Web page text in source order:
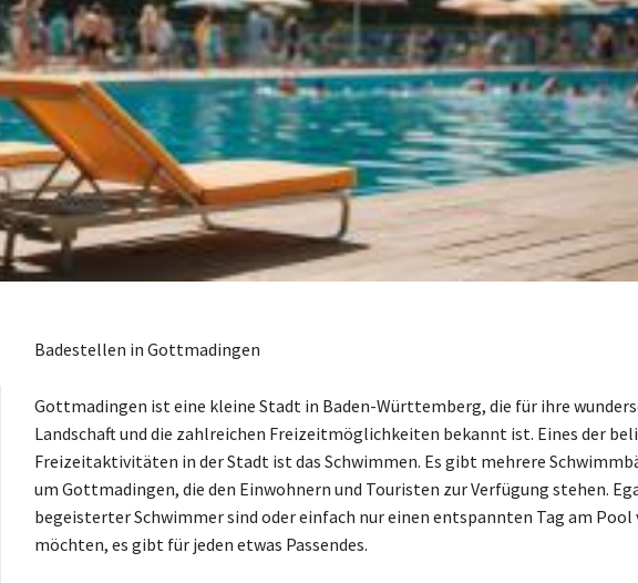
Badestellen in Gottmadingen
Gottmadingen ist eine kleine Stadt in Baden-Württemberg, die für ihre
Landschaft und die zahlreichen Freizeitmöglichkeiten bekannt ist. Eines der
Freizeitaktivitäten in der Stadt ist das Schwimmen. Es gibt mehrere
um Gottmadingen, die den Einwohnern und Touristen zur Verfügung stehen.
begeisterter Schwimmer sind oder einfach nur einen entspannten Tag am Pool
möchten, es gibt für jeden etwas Passendes.